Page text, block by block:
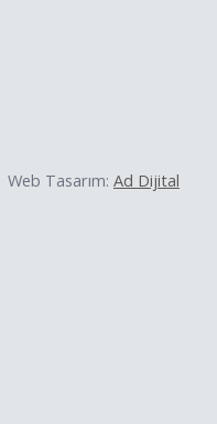
Tasarım: Ad Dijital